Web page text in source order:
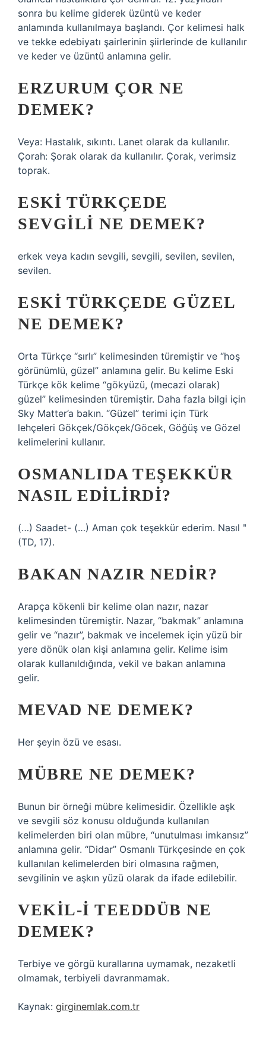
sonra bu kelime giderek üzüntü ve keder
anlamında kullanılmaya başlandı. Çor kelimesi halk
ve tekke edebiyatı şairlerinin şiirlerinde de kullanılır
ve keder ve üzüntü anlamına gelir.
ERZURUM ÇOR NE
DEMEK?
Veya: Hastalık, sıkıntı. Lanet olarak da kullanılır.
Çorah: Şorak olarak da kullanılır. Çorak, verimsiz
toprak.
ESKI TÜRKÇEDE
SEVGILI NE DEMEK?
erkek veya kadın sevgili, sevgili, sevilen, sevilen,
sevilen.
ESKI TÜRKÇEDE GÜZEL
NE DEMEK?
Orta Türkçe “sırlı” kelimesinden türemiştir ve “hoş
görünümlü, güzel” anlamına gelir. Bu kelime Eski
Türkçe kök kelime “gökyüzü, (mecazi olarak)
güzel” kelimesinden türemiştir. Daha fazla bilgi için
Sky Matter’a bakın. “Güzel” terimi için Türk
lehçeleri Gökçek/Gökçek/Göcek, Göğüş ve Gözel
kelimelerini kullanır.
OSMANLIDA TEŞEKKÜR
NASIL EDILIRDI?
(…) Saadet- (…) Aman çok teşekkür ederim. Nasıl ʺ
(TD, 17).
BAKAN NAZIR NEDIR?
Arapça kökenli bir kelime olan nazır, nazar
kelimesinden türemiştir. Nazar, “bakmak” anlamına
gelir ve “nazır”, bakmak ve incelemek için yüzü bir
yere dönük olan kişi anlamına gelir. Kelime isim
olarak kullanıldığında, vekil ve bakan anlamına
gelir.
MEVAD NE DEMEK?
Her şeyin özü ve esası.
MÜBRE NE DEMEK?
Bunun bir örneği mübre kelimesidir. Özellikle aşk
ve sevgili söz konusu olduğunda kullanılan
kelimelerden biri olan mübre, “unutulması imkansız”
anlamına gelir. “Didar” Osmanlı Türkçesinde en çok
kullanılan kelimelerden biri olmasına rağmen,
sevgilinin ve aşkın yüzü olarak da ifade edilebilir.
VEKIL-I TEEDDÜB NE
DEMEK?
Terbiye ve görgü kurallarına uymamak, nezaketli
olmamak, terbiyeli davranmamak.
Kaynak: girginemlak.com.tr